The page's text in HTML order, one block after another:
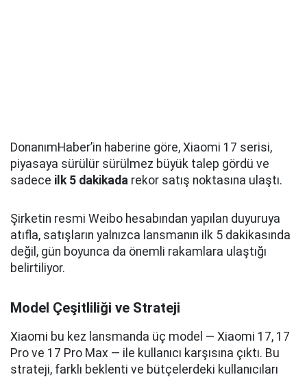
DonanımHaber’in haberine göre, Xiaomi 17 serisi,
piyasaya sürülür sürülmez büyük talep gördü ve
sadece ilk 5 dakikada rekor satış noktasına ulaştı.
Şirketin resmi Weibo hesabından yapılan duyuruya
atıfla, satışların yalnızca lansmanın ilk 5 dakikasında
değil, gün boyunca da önemli rakamlara ulaştığı
belirtiliyor.
Model Çeşitliliği ve Strateji
Xiaomi bu kez lansmanda üç model — Xiaomi 17, 17
Pro ve 17 Pro Max — ile kullanıcı karşısına çıktı. Bu
strateji, farklı beklenti ve bütçelerdeki kullanıcıları